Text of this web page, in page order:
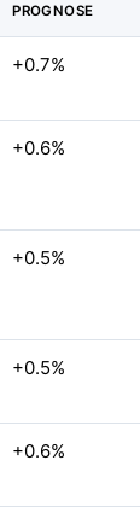
PROGNOSE
+0.7%
+0.6%
+0.5%
+0.5%
+0.6%